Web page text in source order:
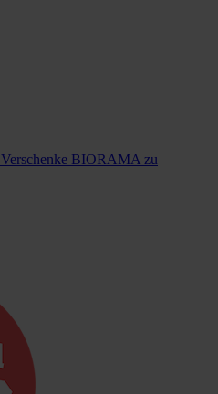
Verschenke BIORAMA zu